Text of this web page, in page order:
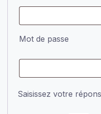
Mot de passe
Saisissez votre